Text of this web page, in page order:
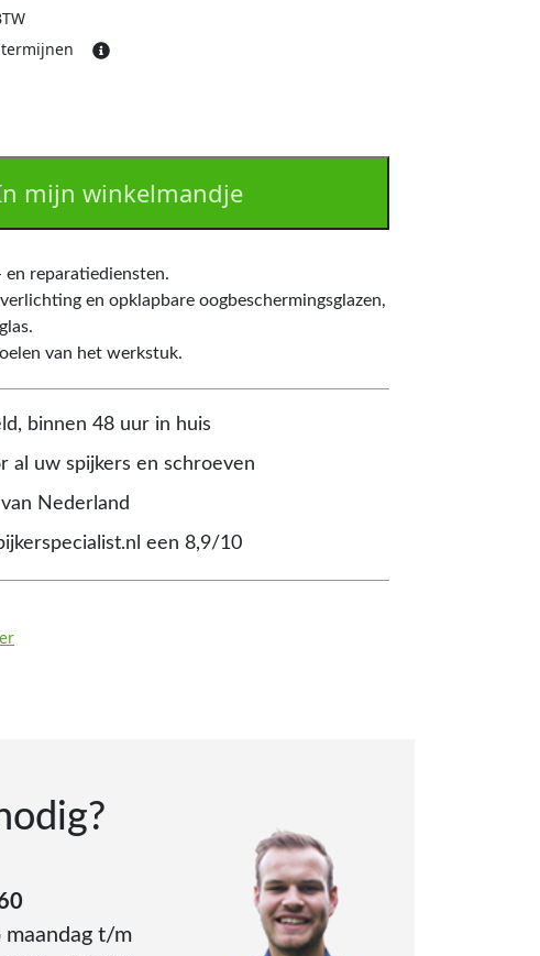
termijnen
mijn winkelmandje
en reparatiediensten.
en opklapbare oogbeschermingsglazen,
van het werkstuk.
binnen 48 uur in huis
al uw spijkers en schroeven
Nederland
een 8,9/10
maandag t/m